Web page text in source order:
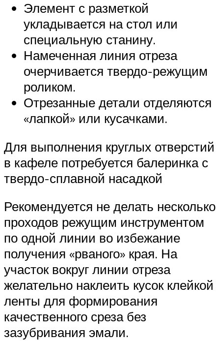
Элемент с разметкой
укладывается на стол или
специальную станину.
Намеченная линия отреза
очерчивается твердо-режущим
роликом.
Отрезанные детали отделяются
«лапкой» или кусачками.
Для выполнения круглых отверстий
в кафеле потребуется балеринка с
твердо-сплавной насадкой
Рекомендуется не делать несколько
проходов режущим инструментом
по одной линии во избежание
получения «рваного» края. На
участок вокруг линии отреза
желательно наклеить кусок клейкой
ленты для формирования
качественного среза без
зазубривания эмали.